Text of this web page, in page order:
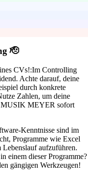
🫡
CVs!:Im Controlling
Achte darauf, deine
durch konkrete
Zahlen, um deine
MUSIK MEYER sofort
Kenntnisse sind im
Programme wie Excel
aufzuführen.
einem dieser Programme?
gängigen Werkzeugen!